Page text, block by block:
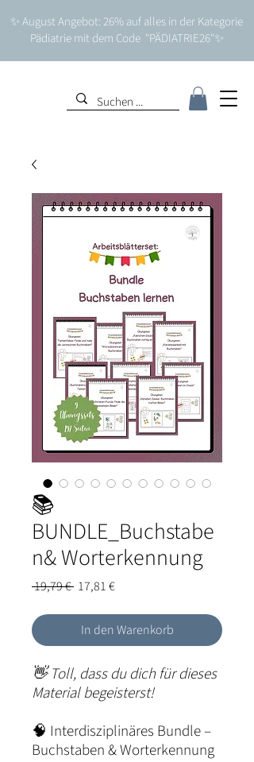
✨ August Angebot: 26% auf alles in der Kategorie
Pädiatrie mit dem Code "PÄDIATRIE26"✨
📚
BUNDLE_Buchstabe
n& Worterkennung
19,79 € Standardpreis
17,81 €Sale-
In den Warenkorb
👋 Toll, dass du dich für dieses
Material begeisterst!
🧠 Interdisziplinäres Bundle –
Buchstaben & Worterkennung